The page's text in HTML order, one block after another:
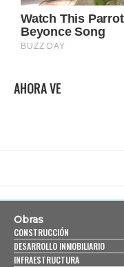
AHORA VE
Obras
CONSTRUCCIÓN
DESARROLLO INMOBILIARIO
INFRAESTRUCTURA